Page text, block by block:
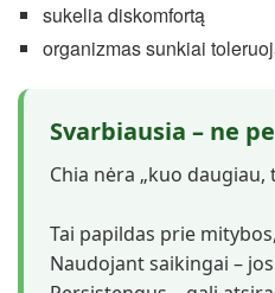
sukelia diskomfortą
organizmas sunkiai
Svarbiausia – ne
Chia nėra „kuo
Tai papildas prie
Naudojant saikingai –